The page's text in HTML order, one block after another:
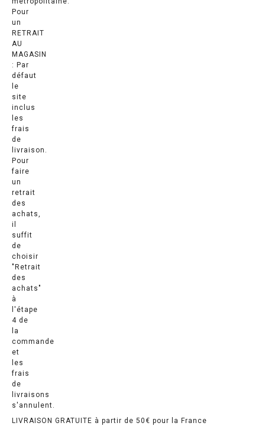
LIVRAISON GRATUITE à partir de 50€ pour la France